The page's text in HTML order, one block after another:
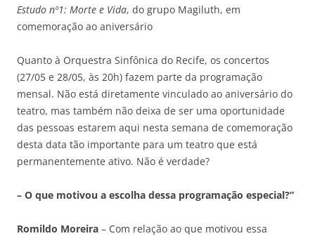
Estudo nº1: Morte e Vida, do grupo Magiluth, em
comemoração ao aniversário
Quanto à Orquestra Sinfônica do Recife, os concertos
(27/05 e 28/05, às 20h) fazem parte da programação
mensal. Não está diretamente vinculado ao aniversário do
teatro, mas também não deixa de ser uma oportunidade
das pessoas estarem aqui nesta semana de comemoração
desta data tão importante para um teatro que está
permanentemente ativo. Não é verdade?
– O que motivou a escolha dessa programação especial?”
Romildo Moreira – Com relação ao que motivou essa